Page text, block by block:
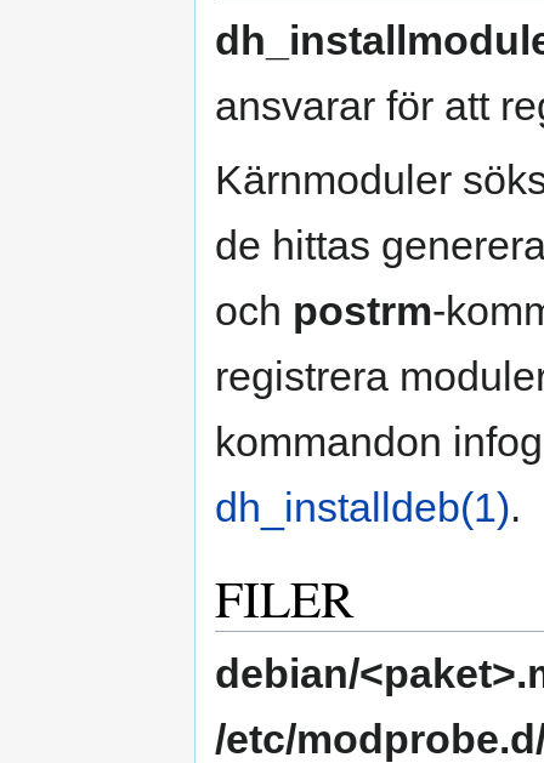
ansvarar för att
Kärnmoduler
de hittas
och postrm-
registrera
kommandon
dh_installdeb(1).
FILER
debian/
/etc/